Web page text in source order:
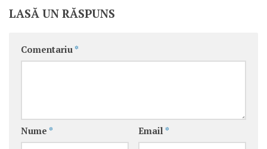
LASĂ UN RĂSPUNS
Comentariu *
Nume * Email *